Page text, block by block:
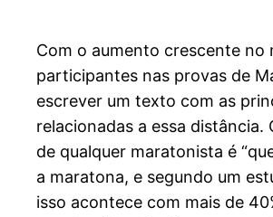
Com o aumento crescente no
participantes nas provas de
escrever um texto com as
relacionadas a essa distância.
de qualquer maratonista é
a maratona, e segundo um
isso acontece com mais de